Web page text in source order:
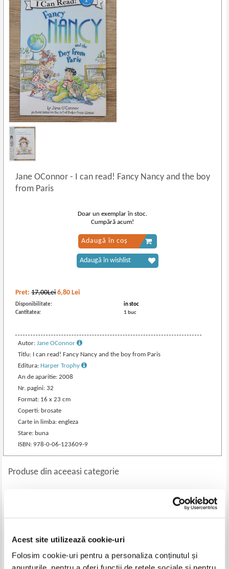
Acest site utilizează cookie-uri
Folosim cookie-uri pentru a personaliza conținutul și
Jane OConnor- I can read! Fancy Nancy and the boy
from Paris
Pret:17,00Lei 6,80 Lei
Disponibilitate:
in stoc
Cantitatea:
1 buc
Autor:Jane OConnor
Titlu: I can read! Fancy Nancy and the boy from Paris
Editura: Harper Trophy
An de aparitie: 2008
Nr. pagini: 32
Format: 16 x 23 cm
Coperti: brosate
Carte in limba: engleza
Stare: buna
ISBN: 978-0-06-123609-9
Doar un exemplar în stoc.
Cumpără acum!
Adaugă în coș
Adaugă în wishlist
Produse din aceeasi categorie